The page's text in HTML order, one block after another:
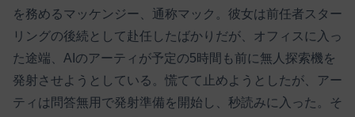
を務めるマッケンジー、通称マック。彼女は前任者スター
リングの後続として赴任したばかりだが、オフィスに入っ
た途端、AIのアーティが予定の5時間も前に無人探索機を
発射させようとしている。慌てて止めようとしたが、アー
ティは問答無用で発射準備を開始し、秒読みに入った。そ